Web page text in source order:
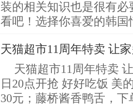
装的相关知识也是很有
看吧！选择你喜爱的韩国
天猫超市11周年特卖 让
天猫超市11周年特卖
日20点开抢 好好吃饭 美
30元；藤桥酱香鸭舌，下